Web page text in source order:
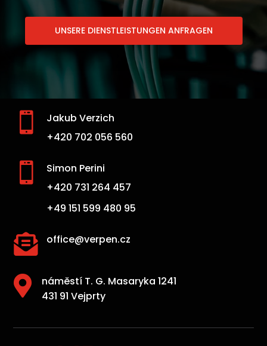
UNSERE DIENSTLEISTUNGEN ANFRAGEN

Jakub Verzich
+420 702 056 560

Simon Perini
+420 731 264 457
+49 151 599 480 95
 office@verpen.cz

náměstí T. G. Masaryka 1241
431 91 Vejprty